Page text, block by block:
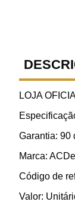
LOJA
Garantia: 90
Marca:
Código de
Valor: